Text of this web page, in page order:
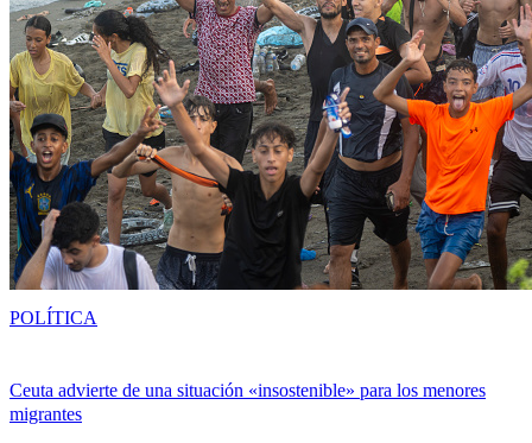
Ceuta advierte de una situación «insostenible» para los menores
migrantes
POLÍTICA